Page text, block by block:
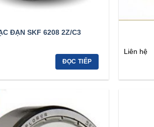
ĐẠN SKF 6208 2Z/C3
ĐỌC TIẾP
Liên hệ